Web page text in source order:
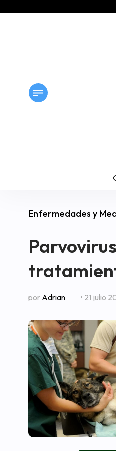
Enfermedades y
por Adrian • 21 julio